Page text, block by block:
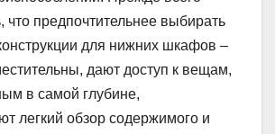
что предпочтительнее выбирать
для нижних шкафов –
дают доступ к вещам,
в самой глубине,
легкий обзор содержимого и